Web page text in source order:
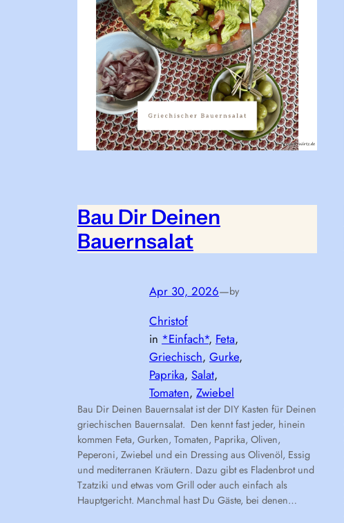
Bau Dir Deinen
Bauernsalat
Apr 30, 2026—by
Christof
in *Einfach*, Feta
Griechisch, Gurke
Paprika, Salat
Tomaten, Zwiebel
Bau Dir Deinen Bauernsalat ist der DIY Kasten für Deinen
griechischen Bauernsalat. Den kennt fast jeder, hinein
kommen Feta, Gurken, Tomaten, Paprika, Oliven,
Peperoni, Zwiebel und ein Dressing aus Olivenöl, Essig
und mediterranen Kräutern. Dazu gibt es Fladenbrot und
Tzatziki und etwas vom Grill oder auch einfach als
Hauptgericht. Manchmal hast Du Gäste, bei denen…